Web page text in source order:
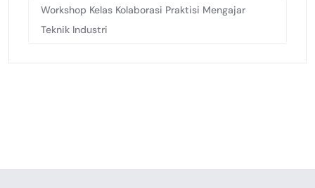
Workshop Kelas Kolaborasi Praktisi Mengajar
Teknik Industri